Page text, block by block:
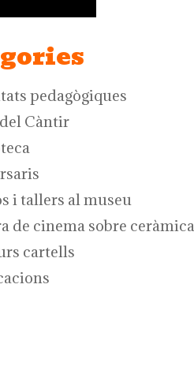
pedagògiques
Càntir
i tallers al museu
de cinema sobre ceràmica
cartells